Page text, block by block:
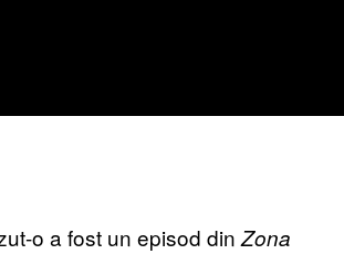
o a fost un episod din Zona